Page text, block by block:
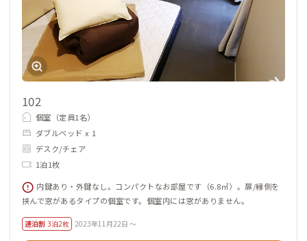
102
個室（定員1名）
ダブルベッド x 1
デスク/チェア
1泊1枚
内鍵あり・外鍵なし。コンパクトなお部屋です（6.8㎡）。扉/縁側を
挟んで窓があるタイプの個室です。個室内には窓がありません。
連泊割 3泊2枚 2023年11月22日 ～